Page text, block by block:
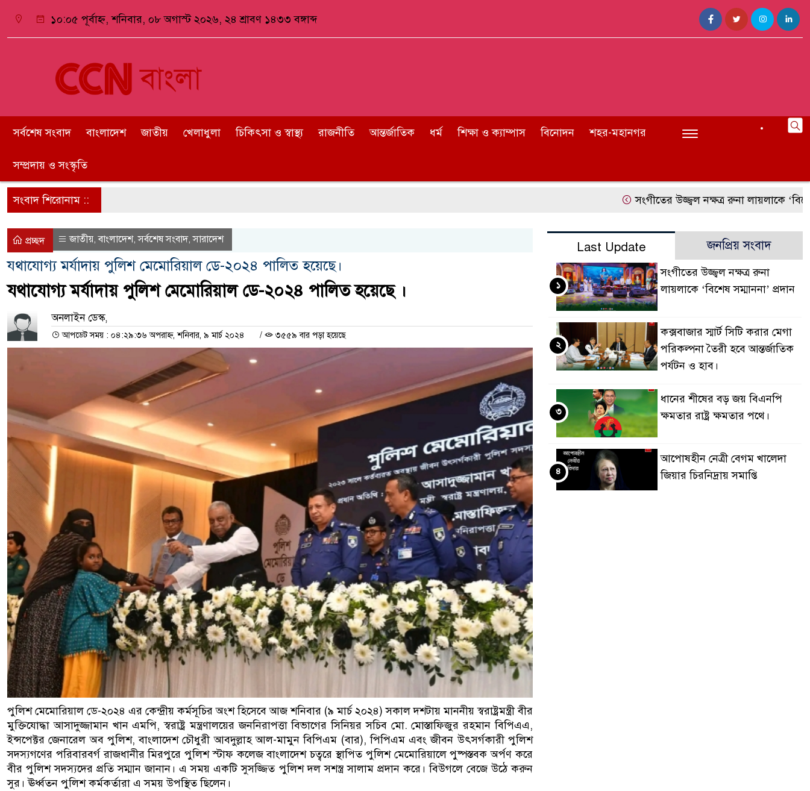
১০:০৫ পূর্বাহ্ন, শনিবার, ০৮ অগাস্ট ২০২৬, ২৪ শ্রাবণ ১৪৩৩ বঙ্গাব্দ
সর্বশেষ সংবাদ বাংলাদেশ জাতীয় খেলাধুলা চিকিৎসা ও স্বাস্থ্য রাজনীতি আন্তর্জাতিক ধর্ম শিক্ষা ও ক্যাম্পাস বিনোদন শহর-মহানগর
সম্প্রদায় ও সংস্কৃতি
সংবাদ শিরোনাম :: সংগীতের উজ্জ্বল নক্ষত্র রুনা লায়লাকে ‘বিশেষ
প্রচ্ছদ জাতীয়,বাংলাদেশ,সর্বশেষ সংবাদ,সারাদেশ
যথাযোগ্য মর্যাদায় পুলিশ মেমোরিয়াল ডে-২০২৪ পালিত হয়েছে।
যথাযোগ্য মর্যাদায় পুলিশ মেমোরিয়াল ডে-২০২৪ পালিত হয়েছে ।
অনলাইন ডেস্ক,
আপডেট সময় : ০৪:২৯:৩৬ অপরাহ্ন, শনিবার, ৯ মার্চ ২০২৪ / ৩৫৫৯ বার পড়া হয়েছে
পুলিশ মেমোরিয়াল ডে-২০২৪ এর কেন্দ্রীয় কর্মসূচির অংশ হিসেবে আজ শনিবার (৯ মার্চ ২০২৪) সকাল দশটায় মাননীয় স্বরাষ্ট্রমন্ত্রী বীর
মুক্তিযোদ্ধা আসাদুজ্জামান খান এমপি, স্বরাষ্ট্র মন্ত্রণালয়ের জননিরাপত্তা বিভাগের সিনিয়র সচিব মো. মোস্তাফিজুর রহমান বিপিএএ,
ইন্সপেক্টর জেনারেল অব পুলিশ, বাংলাদেশ চৌধুরী আবদুল্লাহ আল-মামুন বিপিএম (বার), পিপিএম এবং জীবন উৎসর্গকারী পুলিশ
সদস্যগণের পরিবারবর্গ রাজধানীর মিরপুরে পুলিশ স্টাফ কলেজ বাংলাদেশ চত্বরে স্থাপিত পুলিশ মেমোরিয়ালে পুষ্পস্তবক অর্পণ করে
বীর পুলিশ সদস্যদের প্রতি সম্মান জানান। এ সময় একটি সুসজ্জিত পুলিশ দল সশস্ত্র সালাম প্রদান করে। বিউগলে বেজে উঠে করুন
সুর। ঊর্ধ্বতন পুলিশ কর্মকর্তারা এ সময় উপস্থিত ছিলেন।
Last Update জনপ্রিয় সংবাদ
সংগীতের উজ্জ্বল নক্ষত্র রুনা
লায়লাকে ‘বিশেষ সম্মাননা’ প্রদান
১
কক্সবাজার স্মার্ট সিটি করার মেগা
পরিকল্পনা তৈরী হবে আন্তর্জাতিক
পর্যটন ও হাব।
২
ধানের শীষের বড় জয় বিএনপি
ক্ষমতার রাষ্ট্র ক্ষমতার পথে।
৩
আপোষহীন নেত্রী বেগম খালেদা
জিয়ার চিরনিদ্রায় সমাপ্তি
৪